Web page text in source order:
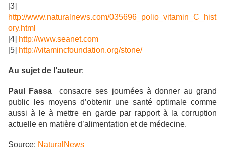
[3]
http://www.naturalnews.com/035696_polio_vitamin_C_hist
ory.html
[4] http://www.seanet.com
[5] http://vitamincfoundation.org/stone/
Au sujet de l’auteur:
Paul Fassa consacre ses journées à donner au grand
public les moyens d’obtenir une santé optimale comme
aussi à le à mettre en garde par rapport à la corruption
actuelle en matière d’alimentation et de médecine.
Source: NaturalNews